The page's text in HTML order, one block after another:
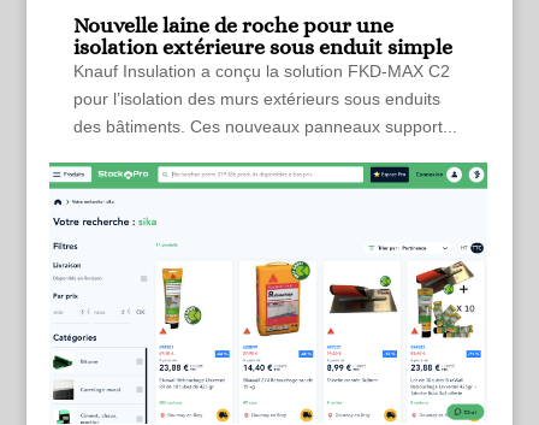
Nouvelle laine de roche pour une
isolation extérieure sous enduit simple
Knauf Insulation a conçu la solution FKD-MAX C2
pour l’isolation des murs extérieurs sous enduits
des bâtiments. Ces nouveaux panneaux support...